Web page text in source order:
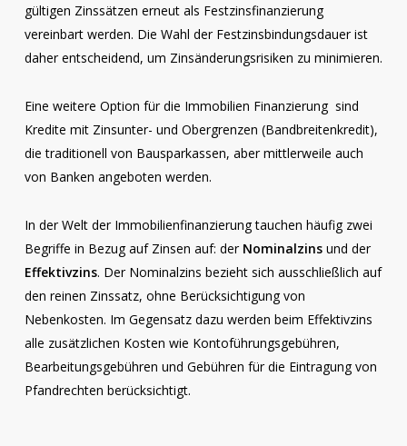
gültigen Zinssätzen erneut als Festzinsfinanzierung
vereinbart werden. Die Wahl der Festzinsbindungsdauer ist
daher entscheidend, um Zinsänderungsrisiken zu minimieren.
Eine weitere Option für die Immobilien Finanzierung sind
Kredite mit Zinsunter- und Obergrenzen (Bandbreitenkredit),
die traditionell von Bausparkassen, aber mittlerweile auch
von Banken angeboten werden.
In der Welt der Immobilienfinanzierung tauchen häufig zwei
Begriffe in Bezug auf Zinsen auf: der Nominalzinsund der
Effektivzins. Der Nominalzins bezieht sich ausschließlich auf
den reinen Zinssatz, ohne Berücksichtigung von
Nebenkosten. Im Gegensatz dazu werden beim Effektivzins
alle zusätzlichen Kosten wie Kontoführungsgebühren,
Bearbeitungsgebühren und Gebühren für die Eintragung von
Pfandrechten berücksichtigt.